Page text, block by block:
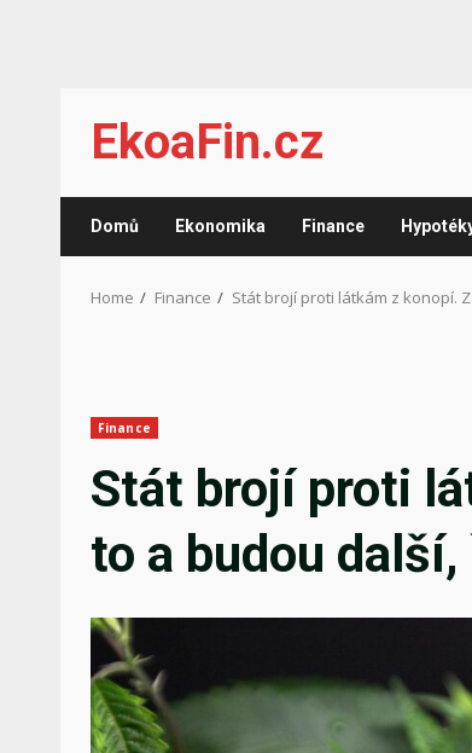
content
EkoaFin.cz
Domů Ekonomika Finance
Home Finance Stát brojí proti látkám z konopí.
Finance
Stát brojí proti
to a budou